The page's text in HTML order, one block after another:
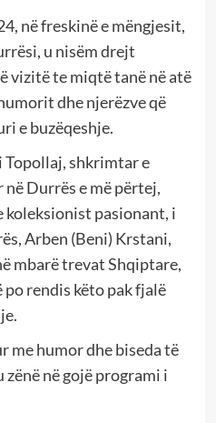
në freskinë e mëngjesit,
u nisëm drejt
vizitë te miqtë tanë në atë
dhe njerëzve që
e buzëqeshje.
Topollaj, shkrimtar e
Durrës e më përtej,
koleksionist pasionant, i
Arben (Beni) Krstani,
mbarë trevat Shqiptare,
po rendis këto pak fjalë
me humor dhe biseda të
zënë në gojë programi i